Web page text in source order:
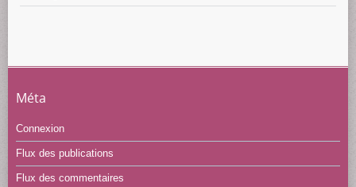
Méta
Connexion
Flux des publications
Flux des commentaires